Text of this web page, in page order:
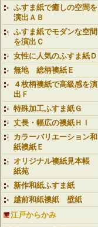
ふすま紙で癒しの空間を
演出ＡＢ
ふすま紙でモダンな空間
を演出Ｃ
女性に人気のふすま紙Ｄ
無地 総柄襖紙Ｅ
４枚柄襖紙で高級感を演
出Ｆ
特殊加工ふすま紙Ｇ
丈長・幅広の襖紙ＨＩ
カラーバリエーション和
紙襖紙Ｅ
オリジナル襖紙見本帳
紙苑
新作和紙ふすま紙
越前和紙襖紙 壁紙
江戸からかみ